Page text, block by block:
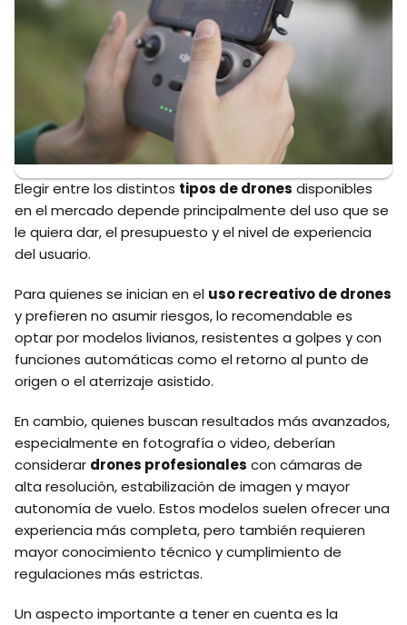
Elegir entre los distintos tipos de drones disponibles
en el mercado depende principalmente del uso que se
le quiera dar, el presupuesto y el nivel de experiencia
del usuario.
Para quienes se inician en el uso recreativo de drones
y prefieren no asumir riesgos, lo recomendable es
optar por modelos livianos, resistentes a golpes y con
funciones automáticas como el retorno al punto de
origen o el aterrizaje asistido.
En cambio, quienes buscan resultados más avanzados,
especialmente en fotografía o video, deberían
considerar drones profesionales con cámaras de
alta resolución, estabilización de imagen y mayor
autonomía de vuelo. Estos modelos suelen ofrecer una
experiencia más completa, pero también requieren
mayor conocimiento técnico y cumplimiento de
regulaciones más estrictas.
Un aspecto importante a tener en cuenta es la